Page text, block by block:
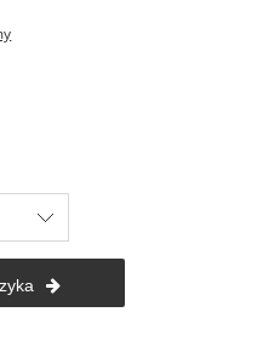
kosztów płatności